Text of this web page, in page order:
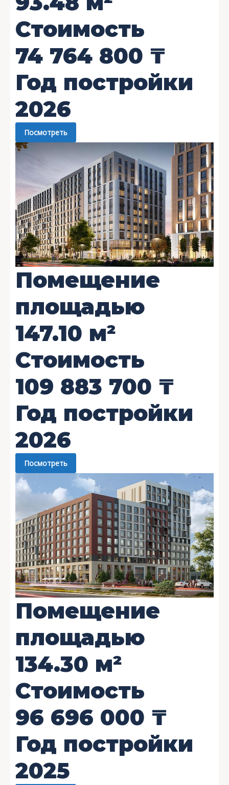
Стоимость
74 764 800 ₸
Год постройки
2026
Посмотреть
Помещение
площадью
147.10 м²
Стоимость
109 883 700 ₸
Год постройки
2026
Посмотреть
Помещение
площадью
134.30 м²
Стоимость
96 696 000 ₸
Год постройки
2025